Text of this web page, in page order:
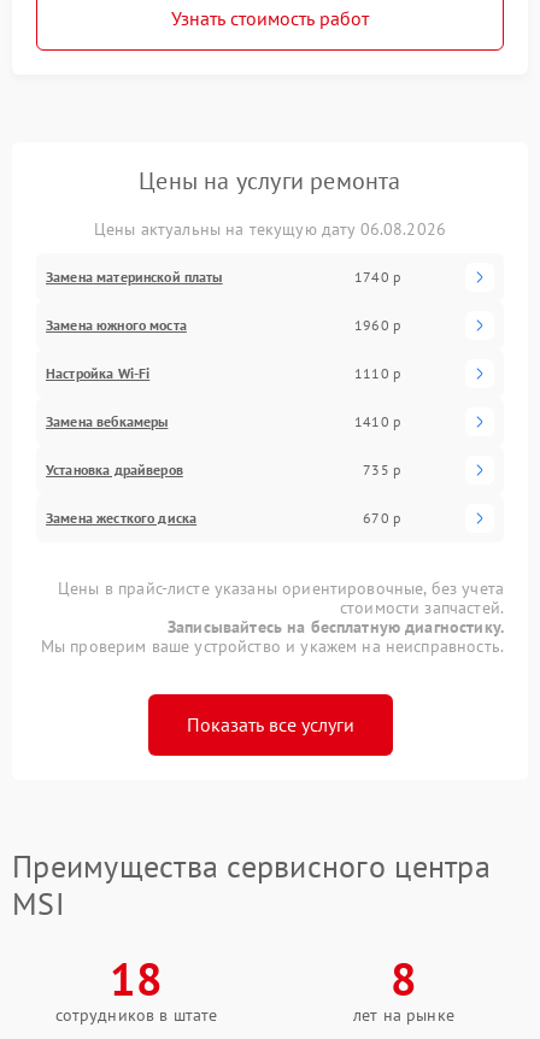
Узнать стоимость работ
Цены на услуги ремонта
Цены актуальны на текущую дату 06.08.2026
Замена материнской платы 1740 р
Замена южного моста 1960 р
Настройка Wi-Fi 1110 р
Замена вебкамеры 1410 р
Установка драйверов 735 р
Замена жесткого диска 670 р
Цены в прайс-листе указаны ориентировочные, без учета
стоимости запчастей.
Записывайтесь на бесплатную диагностику.
Мы проверим ваше устройство и укажем на неисправность.
Показать все услуги
Преимущества сервисного центра
MSI
18
сотрудников в штате
8
лет на рынке